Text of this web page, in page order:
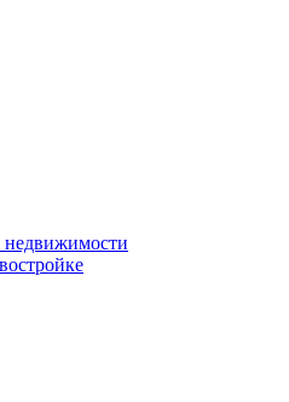
недвижимости